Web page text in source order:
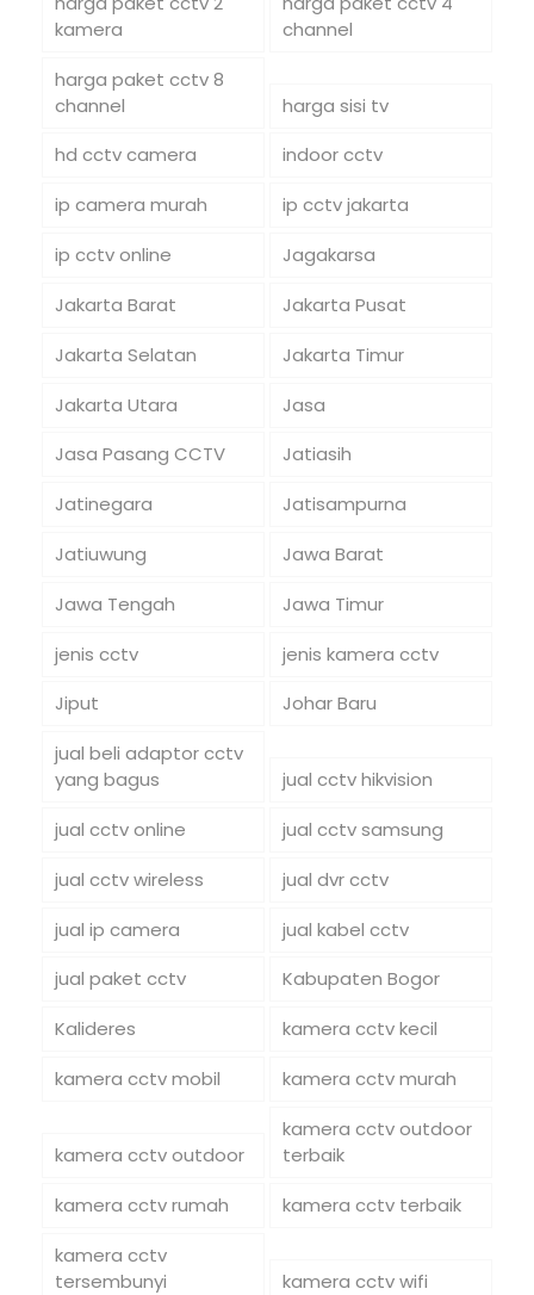
kamera
channel
harga paket cctv 8
channel
harga sisi tv
hd cctv camera
indoor cctv
ip camera murah
ip cctv jakarta
ip cctv online
Jagakarsa
Jakarta Barat
Jakarta Pusat
Jakarta Selatan
Jakarta Timur
Jakarta Utara
Jasa
Jasa Pasang CCTV
Jatiasih
Jatinegara
Jatisampurna
Jatiuwung
Jawa Barat
Jawa Tengah
Jawa Timur
jenis cctv
jenis kamera cctv
Jiput
Johar Baru
jual beli adaptor cctv
yang bagus
jual cctv hikvision
jual cctv online
jual cctv samsung
jual cctv wireless
jual dvr cctv
jual ip camera
jual kabel cctv
jual paket cctv
Kabupaten Bogor
Kalideres
kamera cctv kecil
kamera cctv mobil
kamera cctv murah
kamera cctv outdoor
kamera cctv outdoor
terbaik
kamera cctv rumah
kamera cctv terbaik
kamera cctv
tersembunyi
kamera cctv wifi